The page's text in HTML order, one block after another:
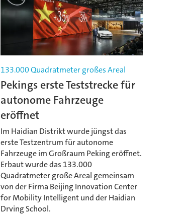
133.000 Quadratmeter großes Areal
Pekings erste Teststrecke für
autonome Fahrzeuge
eröffnet
Im Haidian Distrikt wurde jüngst das
erste Testzentrum für autonome
Fahrzeuge im Großraum Peking eröffnet.
Erbaut wurde das 133.000
Quadratmeter große Areal gemeinsam
von der Firma Beijing Innovation Center
for Mobility Intelligent und der Haidian
Drving School.